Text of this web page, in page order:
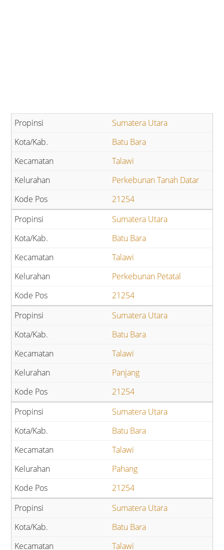
Sumatera Utara
Batu Bara
Talawi
Perkebunan Tanah Datar
21254
Sumatera Utara
Batu Bara
Talawi
Perkebunan Petatal
21254
Sumatera Utara
Batu Bara
Talawi
Panjang
21254
Sumatera Utara
Batu Bara
Talawi
Pahang
21254
Sumatera Utara
Batu Bara
Talawi